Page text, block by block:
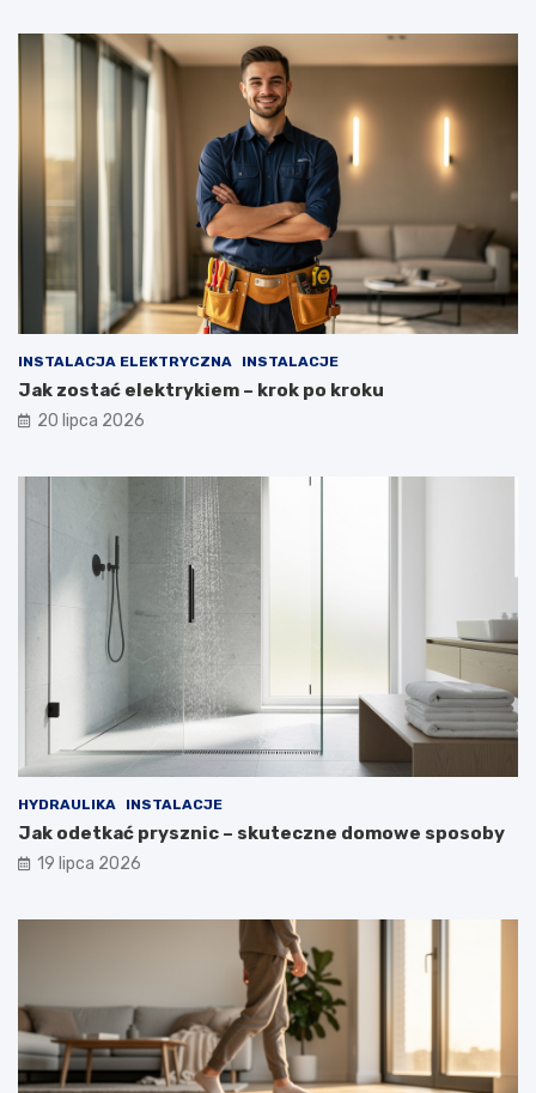
INSTALACJA ELEKTRYCZNA INSTALACJE
Jak zostać elektrykiem – krok po kroku
20 lipca 2026
HYDRAULIKA INSTALACJE
Jak odetkać prysznic – skuteczne domowe sposoby
19 lipca 2026